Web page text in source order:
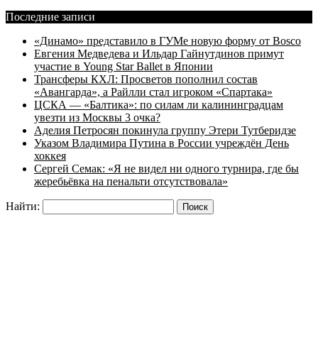
Последние записи
«Динамо» представило в ГУМе новую форму от Bosco
Евгения Медведева и Ильдар Гайнутдинов примут
участие в Young Star Ballet в Японии
Трансферы КХЛ: Просветов пополнил состав
«Авангарда», а Райлли стал игроком «Спартака»
ЦСКА — «Балтика»: по силам ли калининградцам
увезти из Москвы 3 очка?
Аделия Петросян покинула группу Этери Тутберидзе
Указом Владимира Путина в России учреждён День
хоккея
Сергей Семак: «Я не видел ни одного турнира, где бы
жеребьёвка на пенальти отсутствовала»
Найти: